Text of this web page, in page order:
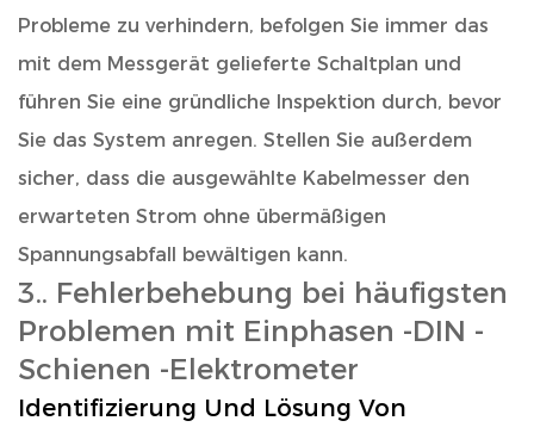
Probleme zu verhindern, befolgen Sie immer das
mit dem Messgerät gelieferte Schaltplan und
führen Sie eine gründliche Inspektion durch, bevor
Sie das System anregen. Stellen Sie außerdem
sicher, dass die ausgewählte Kabelmesser den
erwarteten Strom ohne übermäßigen
Spannungsabfall bewältigen kann.
3.. Fehlerbehebung bei häufigsten
Problemen mit Einphasen -DIN -
Schienen -Elektrometer
Identifizierung Und Lösung Von